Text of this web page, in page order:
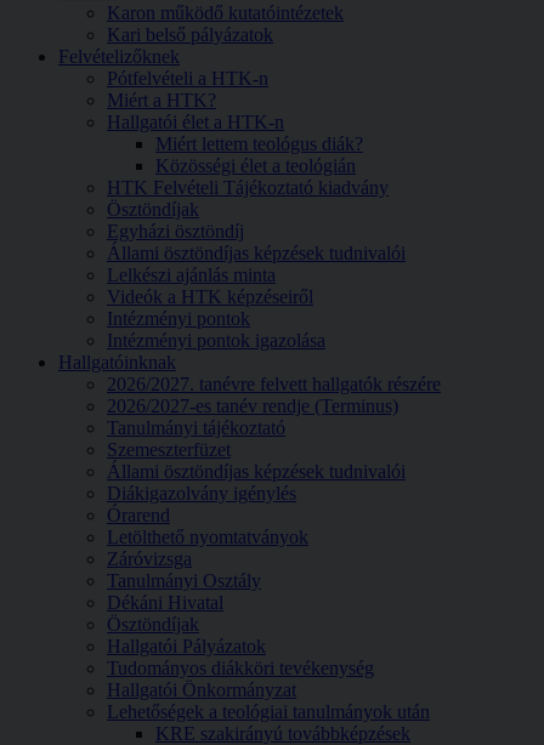
Karon működő kutatóintézetek
Kari belső pályázatok
Felvételizőknek
Pótfelvételi a HTK-n
Miért a HTK?
Hallgatói élet a HTK-n
Miért lettem teológus diák?
Közösségi élet a teológián
HTK Felvételi Tájékoztató kiadvány
Ösztöndíjak
Egyházi ösztöndíj
Állami ösztöndíjas képzések tudnivalói
Lelkészi ajánlás minta
Videók a HTK képzéseiről
Intézményi pontok
Intézményi pontok igazolása
Hallgatóinknak
2026/2027. tanévre felvett hallgatók részére
2026/2027-es tanév rendje (Terminus)
Tanulmányi tájékoztató
Szemeszterfüzet
Állami ösztöndíjas képzések tudnivalói
Diákigazolvány igénylés
Órarend
Letölthető nyomtatványok
Záróvizsga
Tanulmányi Osztály
Dékáni Hivatal
Ösztöndíjak
Hallgatói Pályázatok
Tudományos diákköri tevékenység
Hallgatói Önkormányzat
Lehetőségek a teológiai tanulmányok után
KRE szakirányú továbbképzések